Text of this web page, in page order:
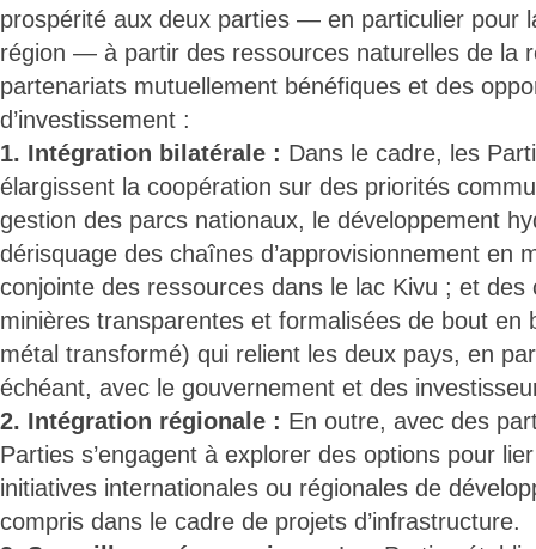
prospérité aux deux parties — en particulier pour
région — à partir des ressources naturelles de la
partenariats mutuellement bénéfiques et des
d’investissement :
1. Intégration bilatérale : Dans le cadre, les
élargissent la coopération sur des priorités
gestion des parcs nationaux, le développement
dérisquage des chaînes d’approvisionnement en
conjointe des ressources dans le lac Kivu ; et des
minières transparentes et formalisées de bout en
métal transformé) qui relient les deux pays, en
échéant, avec le gouvernement et des
2. Intégration régionale : En outre, avec des
Parties s’engagent à explorer des options pour
initiatives internationales ou régionales de
compris dans le cadre de projets d’infrastructure.